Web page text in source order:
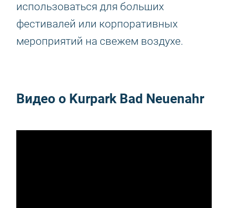
использоваться для больших
фестивалей или корпоративных
мероприятий на свежем воздухе.
Видео о Kurpark Bad Neuenahr